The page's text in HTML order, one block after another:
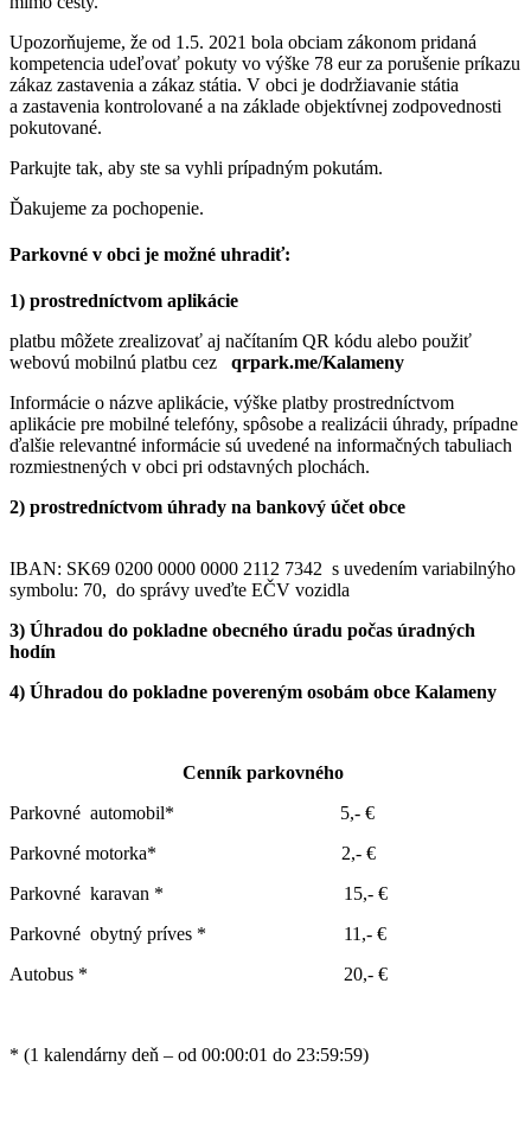
Upozorňujeme, že od 1.5. 2021 bola obciam zákonom pridaná
kompetencia udeľovať pokuty vo výške 78 eur za porušenie príkazu
zákaz zastavenia a zákaz státia. V obci je dodržiavanie státia
a zastavenia kontrolované a na základe objektívnej zodpovednosti
pokutované.
Parkujte tak, aby ste sa vyhli prípadným pokutám.
Ďakujeme za pochopenie.
Parkovné v obci je možné uhradiť:
1) prostredníctvom aplikácie
platbu môžete zrealizovať aj načítaním QR kódu alebo použiť
webovú mobilnú platbu cez qrpark.me/Kalameny
Informácie o názve aplikácie, výške platby prostredníctvom
aplikácie pre mobilné telefóny, spôsobe a realizácii úhrady, prípadne
ďalšie relevantné informácie sú uvedené na informačných tabuliach
rozmiestnených v obci pri odstavných plochách.
2) prostredníctvom úhrady na bankový účet obce
IBAN: SK69 0200 0000 0000 2112 7342 s uvedením variabilnýho
symbolu: 70, do správy uveďte EČV vozidla
3) Úhradou do pokladne obecného úradu počas úradných
hodín
4) Úhradou do pokladne povereným osobám obce Kalameny
Cenník parkovného
Parkovné automobil* 5,- €
Parkovné motorka* 2,- €
Parkovné karavan * 15,- €
Parkovné obytný príves * 11,- €
Autobus * 20,- €
* (1 kalendárny deň – od 00:00:01 do 23:59:59)